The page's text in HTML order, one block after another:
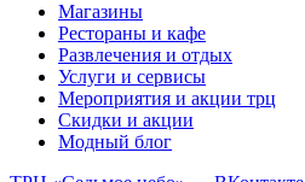
Магазины
Рестораны и кафе
Развлечения и отдых
Услуги и сервисы
Мероприятия и акции трц
Скидки и акции
Модный блог